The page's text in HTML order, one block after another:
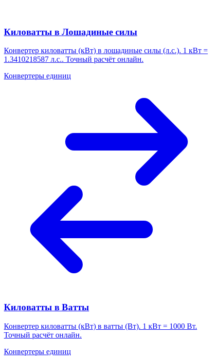
Киловатты в Лошадиные силы
Конвертер киловатты (кВт) в лошадиные силы (л.с.). 1 кВт =
1.3410218587 л.с.. Точный расчёт онлайн.
Конвертеры единиц
Киловатты в Ватты
Конвертер киловатты (кВт) в ватты (Вт). 1 кВт = 1000 Вт.
Точный расчёт онлайн.
Конвертеры единиц